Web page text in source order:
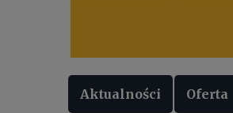
Aktualności Oferta